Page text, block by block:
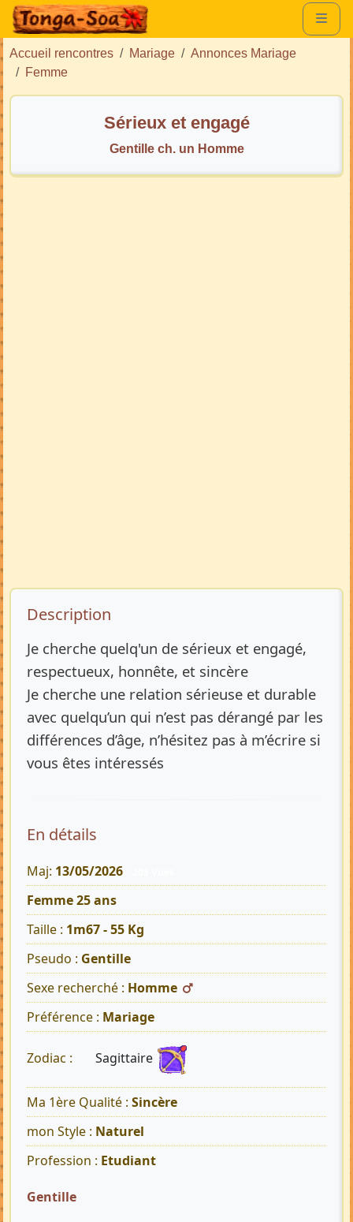
Accueil rencontres Mariage
Annonces Mariage
Femme
Sérieux et engagé
Gentille ch. un Homme
Description de l’annonce
Description
Je cherche quelq'un de sérieux et engagé,
respectueux, honnête, et sincère
Je cherche une relation sérieuse et durable
avec quelqu’un qui n’est pas dérangé par les
différences d’âge, n’hésitez pas à m’écrire si
vous êtes intéressés
En détails
Maj: 13/05/2026
Femme 25 ans
Taille : 1m67 - 55 Kg
Pseudo : Gentille
Sexe recherché : Homme
Préférence : Mariage
Zodiac : Sagittaire
Ma 1ère Qualité : Sincère
mon Style : Naturel
Profession : Etudiant
Gentille